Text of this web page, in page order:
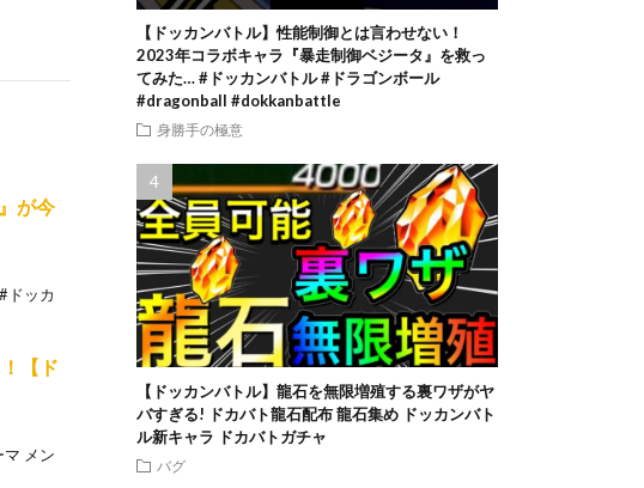
が今
ドッカ
【ド
メン
【ドッカンバトル】性能制御とは言わせない！
2023年コラボキャラ『暴走制御ベジータ』を救っ
てみた… #ドッカンバトル #ドラゴンボール
#dragonball #dokkanbattle
身勝手の極意
【ドッカンバトル】龍石を無限増殖する裏ワザがヤ
バすぎる! ドカバト龍石配布 龍石集め ドッカンバト
ル新キャラ ドカバトガチャ
バグ